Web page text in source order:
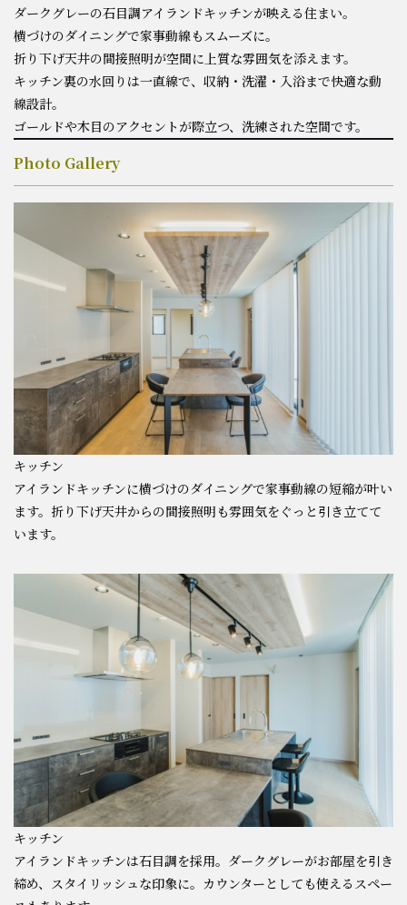
ブログ
お知らせ
ダークグレーの石目調アイランドキッチンが映える住まい。
横づけのダイニングで家事動線もスムーズに。
折り下げ天井の間接照明が空間に上質な雰囲気を添えます。
キッチン裏の水回りは一直線で、収納・洗濯・入浴まで快適な動
線設計。
ゴールドや木目のアクセントが際立つ、洗練された空間です。
Photo Gallery
キッチン
アイランドキッチンに横づけのダイニングで家事動線の短縮が叶い
ます。折り下げ天井からの間接照明も雰囲気をぐっと引き立てて
います。
キッチン
アイランドキッチンは石目調を採用。ダークグレーがお部屋を引き
締め、スタイリッシュな印象に。カウンターとしても使えるスペー